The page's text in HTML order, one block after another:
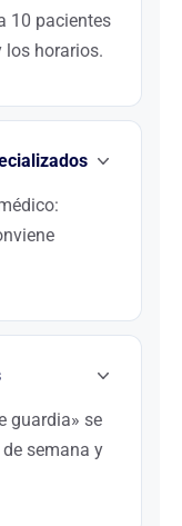
10 pacientes
los horarios.
de
quieren
antes
una clientela de
que se
guardia» se
semana y